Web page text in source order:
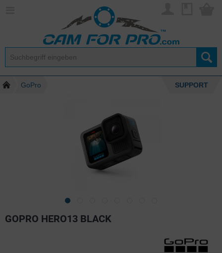
GoPro SUPPORT
GOPRO HERO13 BLACK